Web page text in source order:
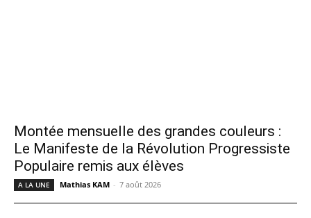
Montée mensuelle des grandes couleurs :
Le Manifeste de la Révolution Progressiste
Populaire remis aux élèves
A LA UNE Mathias KAM - 7 août 2026